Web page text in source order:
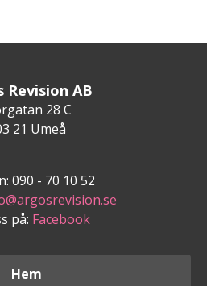
Revision AB
28 C
21 Umeå
090 - 70 10 52
på: Facebook
Hem